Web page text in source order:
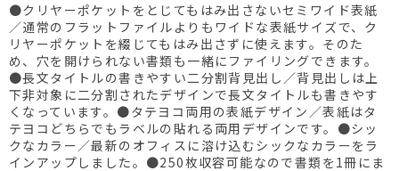
●クリヤーポケットをとじてもはみ出さないセミワイド表紙
／通常のフラットファイルよりもワイドな表紙サイズで、ク
リヤーポケットを綴じてもはみ出さずに使えます。そのた
め、穴を開けられない書類も一緒にファイリングできます。
●長文タイトルの書きやすい二分割背見出し／背見出しは上
下非対象に二分割されたデザインで長文タイトルも書きやす
くなっています。●タテヨコ両用の表紙デザイン／表紙はタ
テヨコどちらでもラベルの貼れる両用デザインです。●シッ
クなカラー／最新のオフィスに溶け込むシックなカラーをラ
インアップしました。●250枚収容可能なので書類を1冊にま